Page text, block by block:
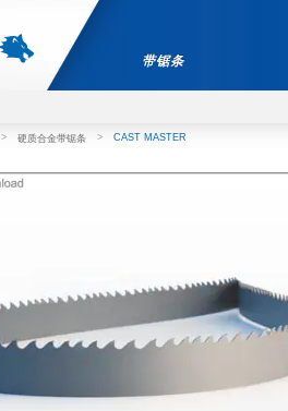
带锯条
> 硬质合金带锯条 > CAST MASTER